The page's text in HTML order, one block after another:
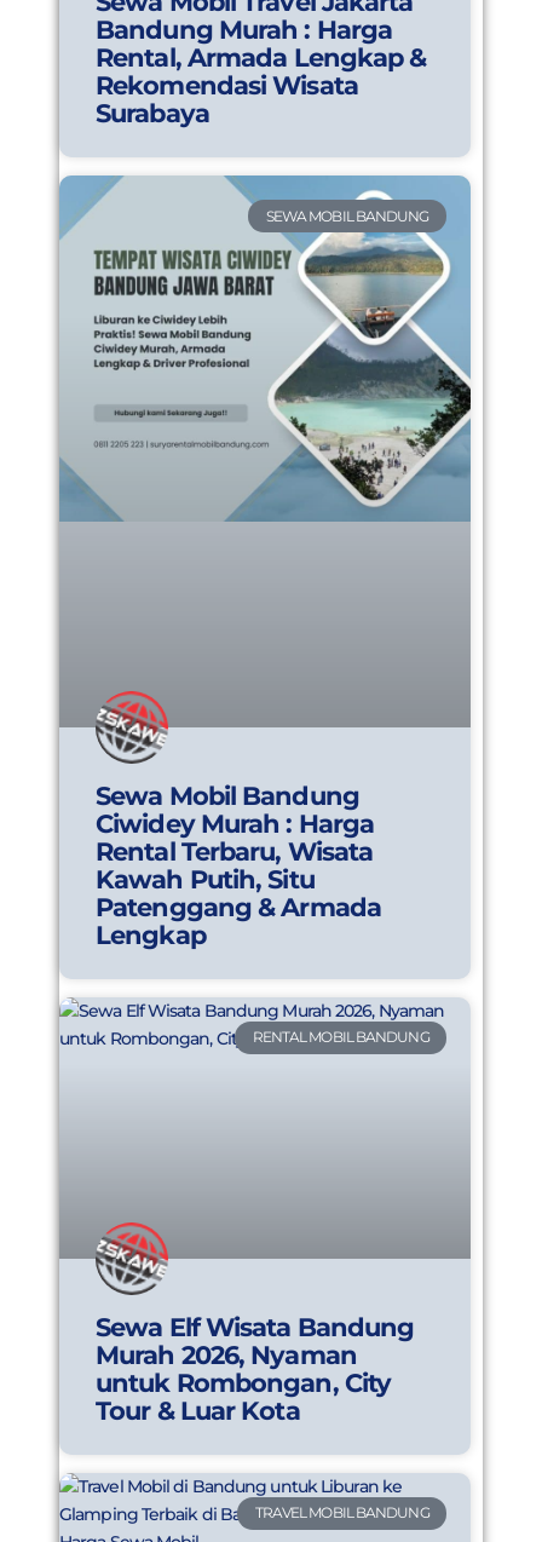
Bandung Murah : Harga
Rental, Armada Lengkap &
Rekomendasi Wisata
Surabaya
SEWA MOBIL BANDUNG
Sewa Mobil Bandung
Ciwidey Murah : Harga
Rental Terbaru, Wisata
Kawah Putih, Situ
Patenggang & Armada
Lengkap
RENTAL MOBIL BANDUNG
Sewa Elf Wisata Bandung
Murah 2026, Nyaman
untuk Rombongan, City
Tour & Luar Kota
TRAVEL MOBIL BANDUNG